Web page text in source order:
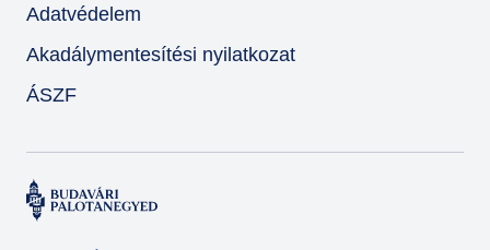
Adatvédelem
Akadálymentesítési nyilatkozat
ÁSZF